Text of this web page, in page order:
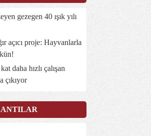
gezegen 40 ışık yılı
açıcı proje: Hayvanlarla
daha hızlı çalışan
çıkıyor